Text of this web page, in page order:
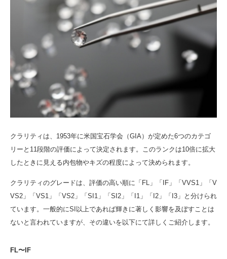
クラリティは、1953年に米国宝石学会（GIA）が定めた6つのカテゴ
リーと11段階の評価によって決定されます。このランクは10倍に拡大
したときに見える内包物やキズの程度によって決められます。
クラリティのグレードは、評価の高い順に「FL」「IF」「VVS1」「V
VS2」「VS1」「VS2」「SI1」「SI2」「I1」「I2」「I3」と分けられ
ています。一般的にSI以上であれば輝きに著しく影響を及ぼすことは
ないと言われていますが、その違いを以下にて詳しくご紹介します。
FL〜IF